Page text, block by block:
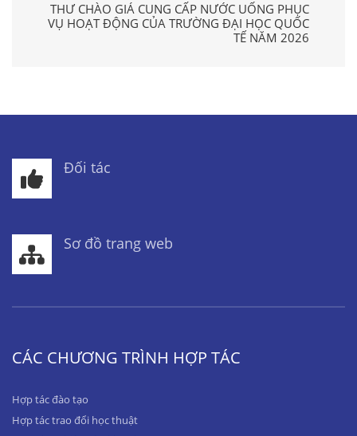
THƯ CHÀO GIÁ CUNG CẤP NƯỚC UỐNG PHỤC
VỤ HOẠT ĐỘNG CỦA TRƯỜNG ĐẠI HỌC QUỐC
TẾ NĂM 2026
Đối tác
Sơ đồ trang web
CÁC CHƯƠNG TRÌNH HỢP TÁC
Hợp tác đào tạo
Hợp tác trao đổi học thuật